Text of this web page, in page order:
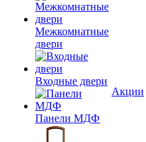
Межкомнатные
двери
Входные двери
Панели МДФ
Акции